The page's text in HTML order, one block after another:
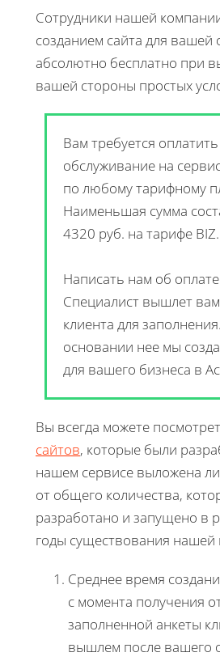
Сотрудники нашей
созданием сайта для вашей
абсолютно бесплатно при
вашей стороны простых
Вам требуется оплатить
обслуживание на
по любому тарифному
Наименьшая сумма
4320 руб. на тарифе BIZ.
Написать нам об
Специалист вышлет вам
клиента для
основании нее мы
для вашего бизнеса в
Вы всегда можете
сайтов, которые были
нашем сервисе выложена
от общего количества,
разработано и запущено в
годы существования нашей
Среднее время
с момента получения
заполненной анкеты
вышлем после вашего